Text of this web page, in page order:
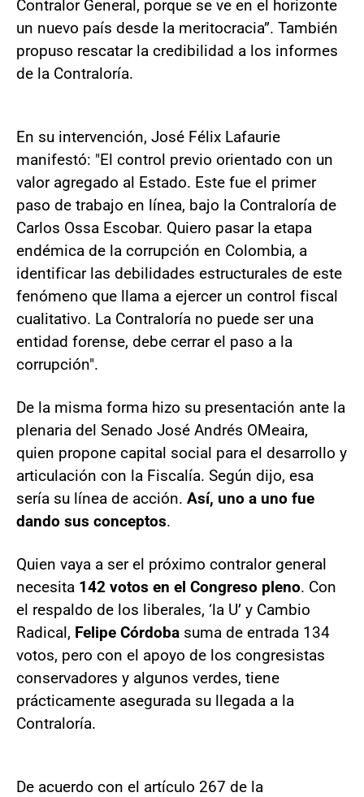
Contralor General, porque se ve en el horizonte
un nuevo país desde la meritocracia”. También
propuso rescatar la credibilidad a los informes
de la Contraloría.
En su intervención, José Félix Lafaurie
manifestó: "El control previo orientado con un
valor agregado al Estado. Este fue el primer
paso de trabajo en línea, bajo la Contraloría de
Carlos Ossa Escobar. Quiero pasar la etapa
endémica de la corrupción en Colombia, a
identificar las debilidades estructurales de este
fenómeno que llama a ejercer un control fiscal
cualitativo. La Contraloría no puede ser una
entidad forense, debe cerrar el paso a la
corrupción".
De la misma forma hizo su presentación ante la
plenaria del Senado José Andrés OMeaira,
quien propone capital social para el desarrollo y
articulación con la Fiscalía. Según dijo, esa
sería su línea de acción. Así, uno a uno fue
dando sus conceptos.
Quien vaya a ser el próximo contralor general
necesita 142 votos en el Congreso pleno. Con
el respaldo de los liberales, ‘la U’ y Cambio
Radical, Felipe Córdoba suma de entrada 134
votos, pero con el apoyo de los congresistas
conservadores y algunos verdes, tiene
prácticamente asegurada su llegada a la
Contraloría.
De acuerdo con el artículo 267 de la